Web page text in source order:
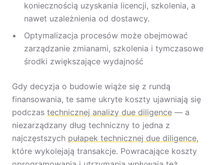
koniecznością uzyskania licencji, szkolenia, a
nawet uzależnienia od dostawcy.
Optymalizacja procesów może obejmować
zarządzanie zmianami, szkolenia i tymczasowe
środki zwiększające wydajność
Gdy decyzja o budowie wiąże się z rundą
finansowania, te same ukryte koszty ujawniają się
podczas technicznej analizy due diligence — a
niezarządzany dług techniczny to jedna z
najczęstszych pułapek technicznej due diligence,
które wykolejają transakcje. Powracające koszty